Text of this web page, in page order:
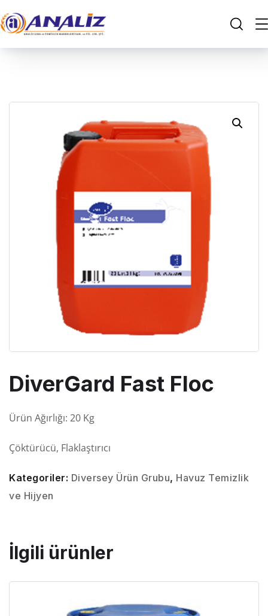
DiverGard Fast Floc
Ürün Ağırlığı: 20 Kg
Çöktürücü, Flaklaştırıcı
Kategoriler: Diversey Ürün Grubu, Havuz Temizlik
ve Hijyen
İlgili ürünler